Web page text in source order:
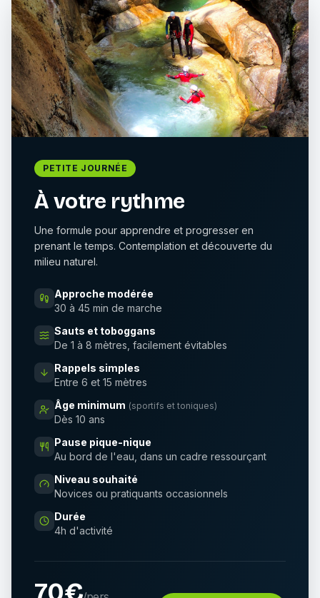
PETITE JOURNÉE
À votre rythme
Une formule pour apprendre et progresser en
prenant le temps. Contemplation et découverte du
milieu naturel.
Approche modérée
30 à 45 min de marche
Sauts et toboggans
De 1 à 8 mètres, facilement évitables
Rappels simples
Entre 6 et 15 mètres
Âge minimum (sportifs et toniques)
Dès 10 ans
Pause pique-nique
Au bord de l'eau, dans un cadre ressourçant
Niveau souhaité
Novices ou pratiquants occasionnels
Durée
4h d'activité